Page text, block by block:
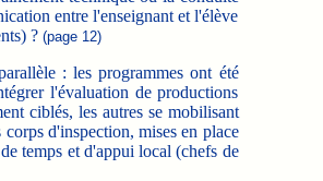
entre l'enseignant et l'élève
? (page 12)
: les programmes ont été
l'évaluation de productions
ciblés, les autres se mobilisant
d'inspection, mises en place
temps et d'appui local (chefs de